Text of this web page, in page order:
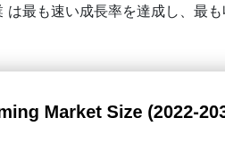
最も速い成長率を達成し、最